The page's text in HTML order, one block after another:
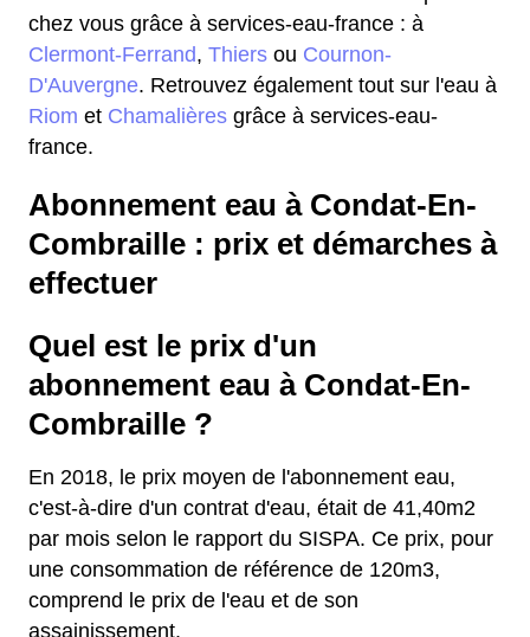
chez vous grâce à services-eau-france : à
Clermont-Ferrand, Thiers ou Cournon-
D'Auvergne. Retrouvez également tout sur l'eau à
Riom et Chamalières grâce à services-eau-
france.
Abonnement eau à Condat-En-
Combraille : prix et démarches à
effectuer
Quel est le prix d'un
abonnement eau à Condat-En-
Combraille ?
En 2018, le prix moyen de l'abonnement eau,
c'est-à-dire d'un contrat d'eau, était de 41,40m2
par mois selon le rapport du SISPA. Ce prix, pour
une consommation de référence de 120m3,
comprend le prix de l'eau et de son
assainissement.